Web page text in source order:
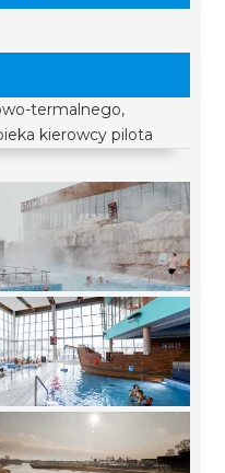
termalnego,
kierowcy pilota